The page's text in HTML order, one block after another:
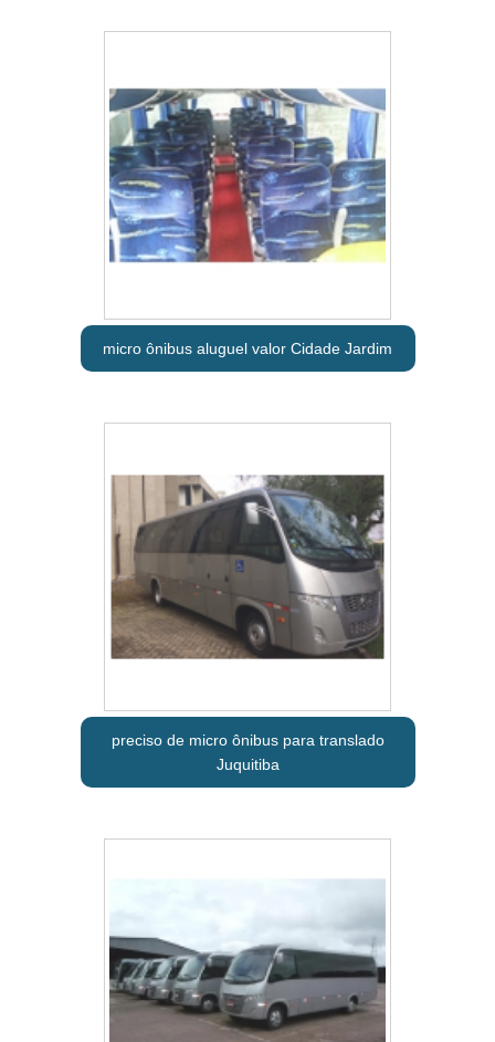
micro ônibus aluguel valor Cidade Jardim
preciso de micro ônibus para translado
Juquitiba